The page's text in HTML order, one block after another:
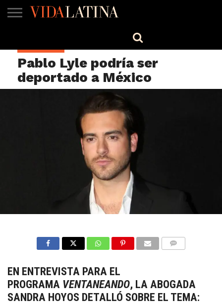
TV
Pablo Lyle podría ser
deportado a México
EN ENTREVISTA PARA EL
PROGRAMA VENTANEANDO, LA ABOGADA
SANDRA HOYOS DETALLÓ SOBRE EL TEMA: